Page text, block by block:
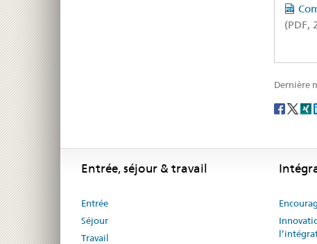
(PDF,
Dernière
Social
Footer
Entrée, séjour & travail
Entrée
Séjour
Travail